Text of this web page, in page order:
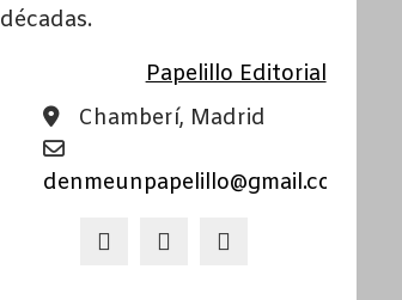
décadas.
Papelillo Editorial
Chamberí, Madrid
denmeunpapelillo@gmail.com